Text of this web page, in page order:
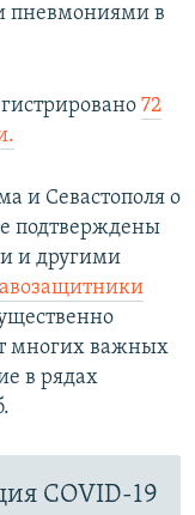
пневмониями в
72
и Севастополя о
подтверждены
и другими
многих важных
в рядах
COVID-19